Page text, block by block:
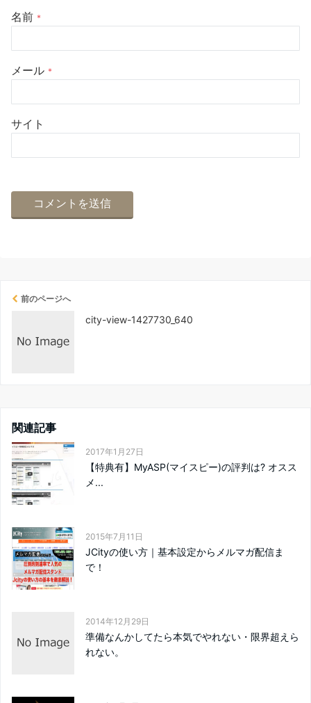
名前 *
メール *
サイト
前のページへ
city-view-1427730_640
関連記事
2017年1月27日
【特典有】MyASP(マイスピー)の評判は? オスス
メ...
2015年7月11日
JCityの使い方｜基本設定からメルマガ配信ま
で！
2014年12月29日
準備なんかしてたら本気でやれない・限界超えら
れない。